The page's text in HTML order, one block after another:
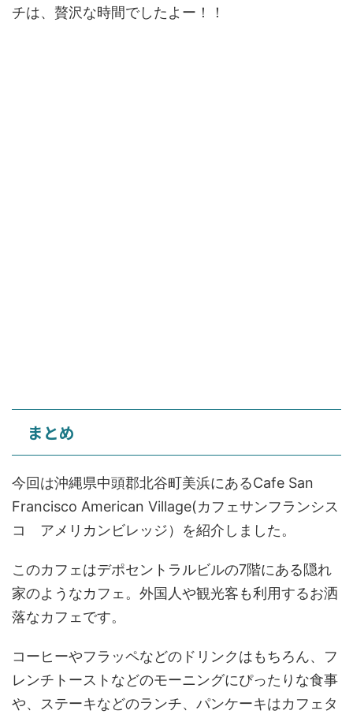
チは、贅沢な時間でしたよー！！
まとめ
今回は沖縄県中頭郡北谷町美浜にあるCafe San
Francisco American Village(カフェサンフランシス
コ アメリカンビレッジ）を紹介しました。
このカフェはデポセントラルビルの7階にある隠れ
家のようなカフェ。外国人や観光客も利用するお洒
落なカフェです。
コーヒーやフラッペなどのドリンクはもちろん、フ
レンチトーストなどのモーニングにぴったりな食事
や、ステーキなどのランチ、パンケーキはカフェタ